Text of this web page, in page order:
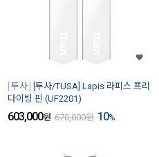
투사
[투사/TUSA] Lapis 라피스 프리
다이빙 핀 (UF2201)
603,000원 670,000원 10%